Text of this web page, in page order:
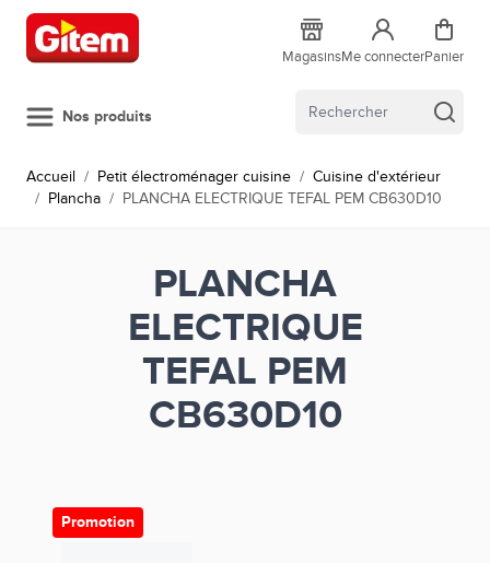
Allez au contenu
MagasinsMe connecterPanier
Nos produits
Accueil / Petit électroménager cuisine / Cuisine d'extérieur
/ Plancha / PLANCHA ELECTRIQUE TEFAL PEM CB630D10
PLANCHA
ELECTRIQUE
TEFAL PEM
CB630D10
Promotion